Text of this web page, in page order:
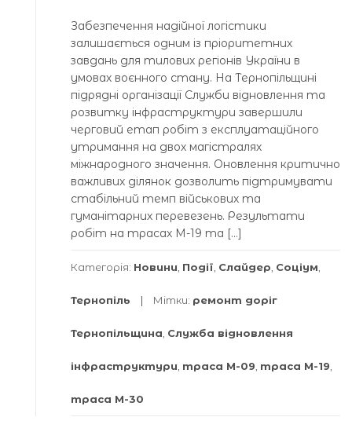
Забезпечення надійної логістики
залишається одним із пріоритетних
завдань для тилових регіонів України в
умовах воєнного стану. На Тернопільщині
підрядні організації Служби відновлення та
розвитку інфраструктури завершили
черговий етап робіт з експлуатаційного
утримання на двох магістралях
міжнародного значення. Оновлення критично
важливих ділянок дозволить підтримувати
стабільний темп військових та
гуманітарних перевезень. Результати
робіт на трасах М-19 та […]
Категорія: Новини, Події, Слайдер, Соціум,
Тернопіль Мітки: ремонт доріг
Тернопільщина, Служба відновлення
інфраструктури, траса М-09, траса М-19,
траса М-30